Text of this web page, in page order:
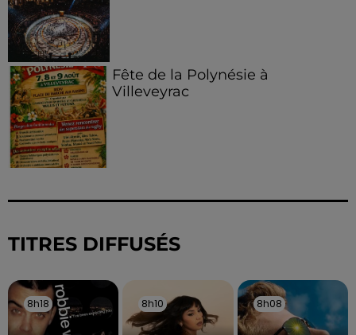
Fête de la Polynésie à
Villeveyrac
TITRES DIFFUSÉS
8h18
8h18 8h10
8h10 8h08
8h08